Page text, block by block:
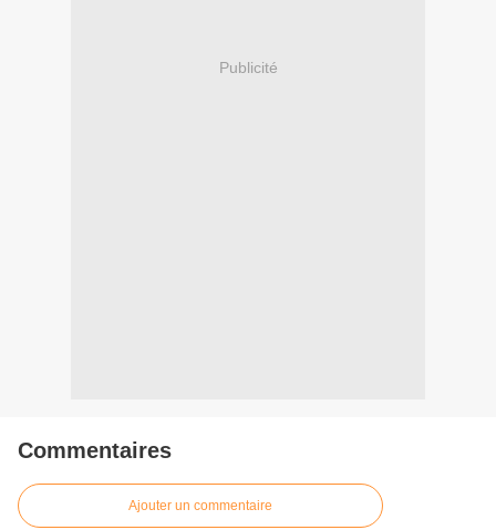
Publicité
Commentaires
Ajouter un commentaire